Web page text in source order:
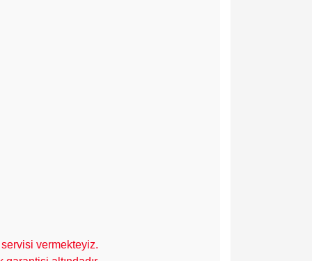
servisi vermekteyiz.